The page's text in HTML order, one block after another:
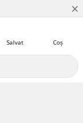
×
Coș
Salvat